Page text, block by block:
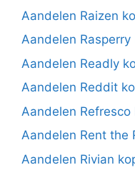
Aandelen Raizen
Aandelen Rasperry
Aandelen Readly
Aandelen Reddit
Aandelen Refresco
Aandelen Rent the
Aandelen Rivian